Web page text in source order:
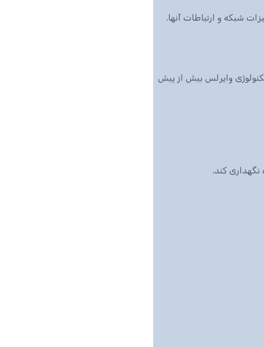
شبکه و ارتباطات آنها.
وایرلس بیش از پیش
کند.